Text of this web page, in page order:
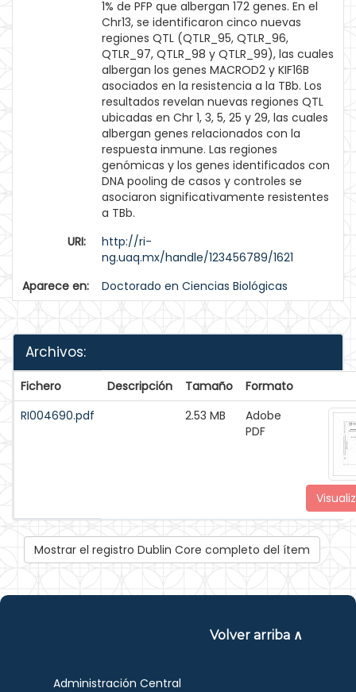
1% de PFP que albergan 172 genes. En el
Chr13, se identificaron cinco nuevas
regiones QTL (QTLR_95, QTLR_96,
QTLR_97, QTLR_98 y QTLR_99), las cuales
albergan los genes MACROD2 y KIF16B
asociados en la resistencia a la TBb. Los
resultados revelan nuevas regiones QTL
ubicadas en Chr 1, 3, 5, 25 y 29, las cuales
albergan genes relacionados con la
respuesta inmune. Las regiones
genómicas y los genes identificados con
DNA pooling de casos y controles se
asociaron significativamente resistentes
a TBb.
URI:
http://ri-
ng.uaq.mx/handle/123456789/1621
Aparece en:
Doctorado en Ciencias Biológicas
Archivos:
Fichero Descripción Tamaño
Formato
RI004690.pdf
2.53 MB
Adobe
PDF
Mostrar el registro Dublin Core completo del ítem
Volver arriba ∧
Administración Central